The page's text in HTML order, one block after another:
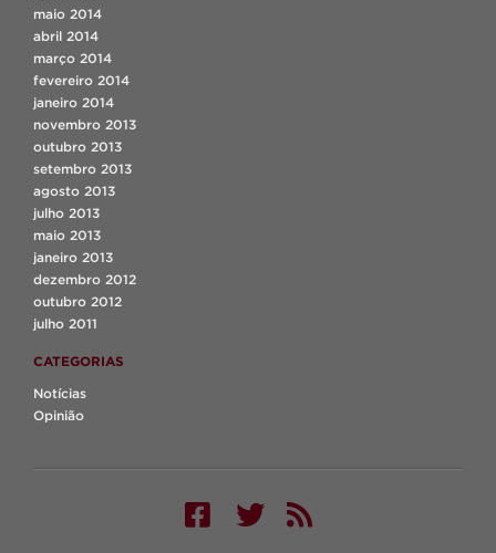
maio 2014
abril 2014
março 2014
fevereiro 2014
janeiro 2014
novembro 2013
outubro 2013
setembro 2013
agosto 2013
julho 2013
maio 2013
janeiro 2013
dezembro 2012
outubro 2012
julho 2011
CATEGORIAS
Notícias
Opinião